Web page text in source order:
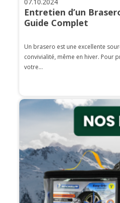
Entretien d’un
Guide Complet
Un brasero est une excellente
convivialité, même en hiver. Pour
votre...